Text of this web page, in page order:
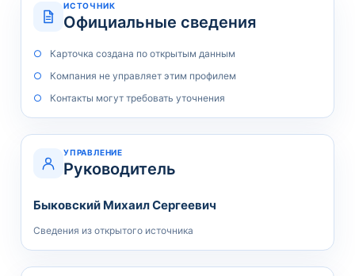
ИСТОЧНИК
Официальные сведения
Карточка создана по открытым данным
Компания не управляет этим профилем
Контакты могут требовать уточнения
УПРАВЛЕНИЕ
Руководитель
Быковский Михаил Сергеевич
Сведения из открытого источника